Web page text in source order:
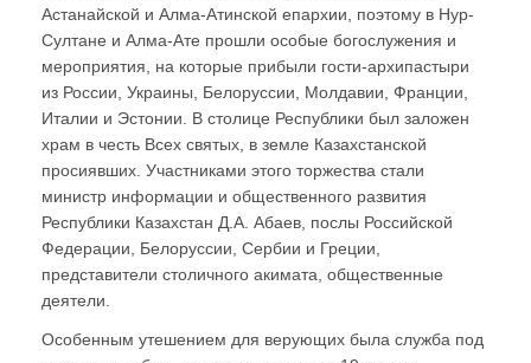
Астанайской и Алма-Атинской епархии, поэтому в Нур-
Султане и Алма-Ате прошли особые богослужения и
мероприятия, на которые прибыли гости-архипастыри
из России, Украины, Белоруссии, Молдавии, Франции,
Италии и Эстонии. В столице Республики был заложен
храм в честь Всех святых, в земле Казахстанской
просиявших. Участниками этого торжества стали
министр информации и общественного развития
Республики Казахстан Д.А. Абаев, послы Российской
Федерации, Белоруссии, Сербии и Греции,
представители столичного акимата, общественные
деятели.
Особенным утешением для верующих была служба под